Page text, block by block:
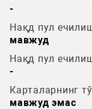
-
Нақд пул
мавжуд
Нақд пул
-
Карталарнинг
мавжуд эмас